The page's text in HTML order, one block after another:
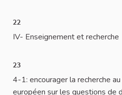
22
IV- Enseignement et recherche
23
4-1: encourager la recherche
européen sur les questions de